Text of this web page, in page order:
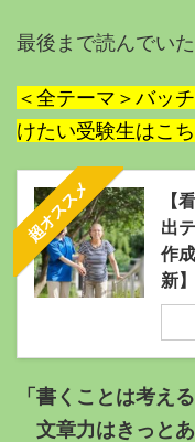
最後まで読んでい
＜全テーマ＞バッ
けたい受験生はこ
超オススメ
【
出
作
新】
「書くことは考える
文章力はきっとあ